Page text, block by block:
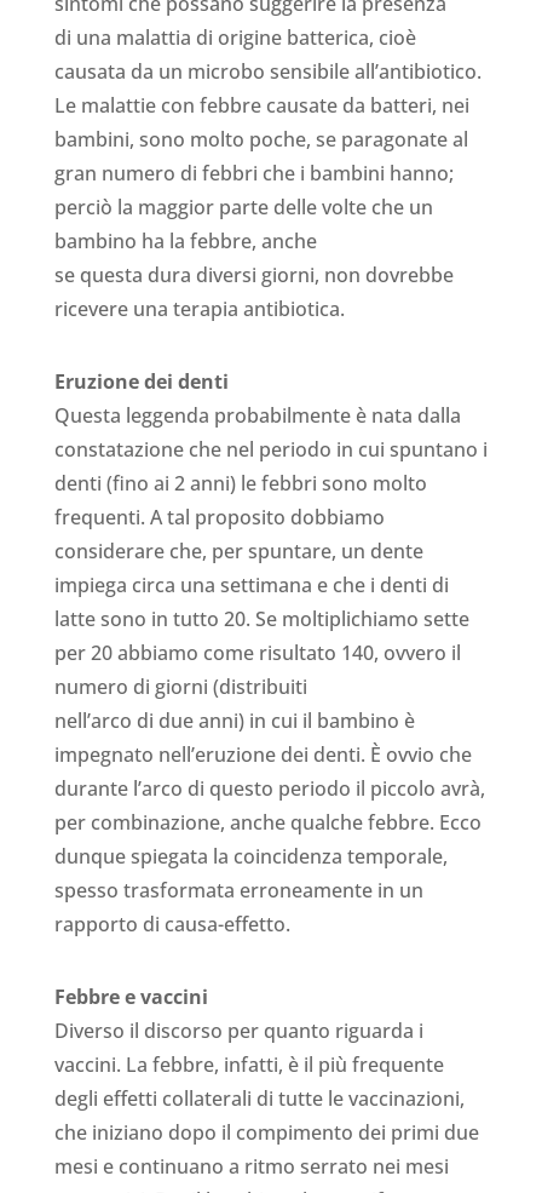
di una malattia di origine batterica, cioè
causata da un microbo sensibile all’antibiotico.
Le malattie con febbre causate da batteri, nei
bambini, sono molto poche, se paragonate al
gran numero di febbri che i bambini hanno;
perciò la maggior parte delle volte che un
bambino ha la febbre, anche
se questa dura diversi giorni, non dovrebbe
ricevere una terapia antibiotica.
Eruzione dei denti
Questa leggenda probabilmente è nata dalla
constatazione che nel periodo in cui spuntano i
denti (fino ai 2 anni) le febbri sono molto
frequenti. A tal proposito dobbiamo
considerare che, per spuntare, un dente
impiega circa una settimana e che i denti di
latte sono in tutto 20. Se moltiplichiamo sette
per 20 abbiamo come risultato 140, ovvero il
numero di giorni (distribuiti
nell’arco di due anni) in cui il bambino è
impegnato nell’eruzione dei denti. È ovvio che
durante l’arco di questo periodo il piccolo avrà,
per combinazione, anche qualche febbre. Ecco
dunque spiegata la coincidenza temporale,
spesso trasformata erroneamente in un
rapporto di causa-effetto.
Febbre e vaccini
Diverso il discorso per quanto riguarda i
vaccini. La febbre, infatti, è il più frequente
degli effetti collaterali di tutte le vaccinazioni,
che iniziano dopo il compimento dei primi due
mesi e continuano a ritmo serrato nei mesi